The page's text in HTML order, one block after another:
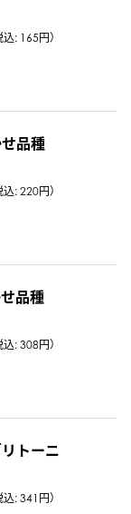
込: 165円）
品種
込: 220円）
品種
込: 308円）
トーニ
込: 341円）